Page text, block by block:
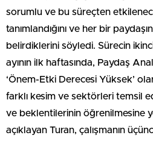
sorumlu ve bu süreçten
tanımlandığını ve her bir
belirdiklerini söyledi. Sürecin
ayının ilk haftasında, Paydaş
‘Önem-Etki Derecesi Yüksek’
farklı kesim ve sektörleri temsil
ve beklentilerinin öğrenilmesine
açıklayan Turan, çalışmanın